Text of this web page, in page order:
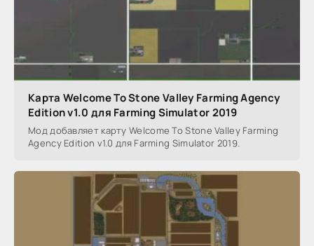
Карта Welcome To Stone Valley Farming Agency
Edition v1.0 для Farming Simulator 2019
Мод добавляет карту Welcome To Stone Valley Farming
Agency Edition v1.0 для Farming Simulator 2019.